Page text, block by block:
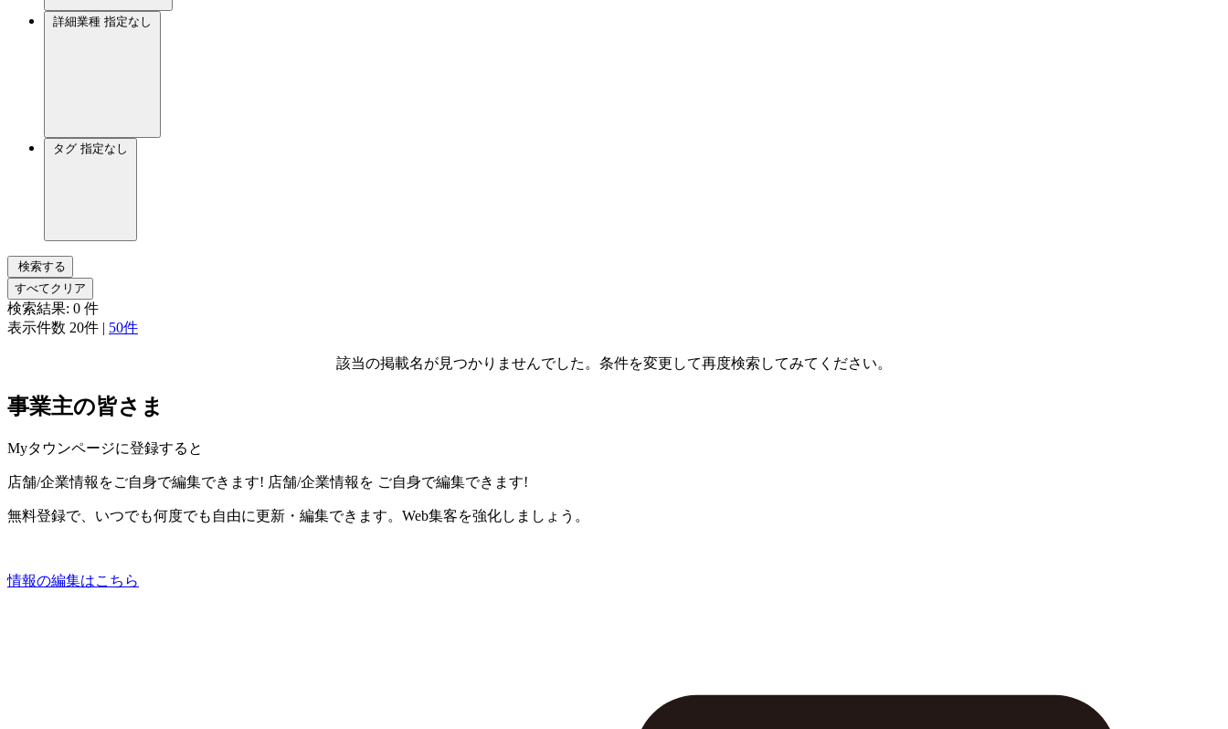
詳細業種 指定なし
タグ 指定なし
検索する
すべてクリア
検索結果: 0 件
表示件数 20件 | 50件
該当の掲載名が見つかりませんでした。条件を変更して再度検索してみてください。
事業主の皆さま
Myタウンページに登録すると
店舗/企業情報をご自身で編集できます! 店舗/企業情報を ご自身で編集できます!
無料登録で、いつでも何度でも自由に更新・編集できます。Web集客を強化しましょう。
情報の編集はこちら